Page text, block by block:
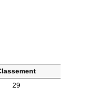
29